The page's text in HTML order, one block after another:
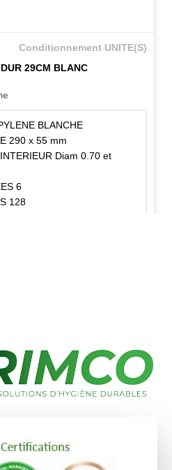
Conditionnement UNITE(S)
29CM BLANC
BLANCHE
290 x 55 mm
Diam 0.70 et
6
128